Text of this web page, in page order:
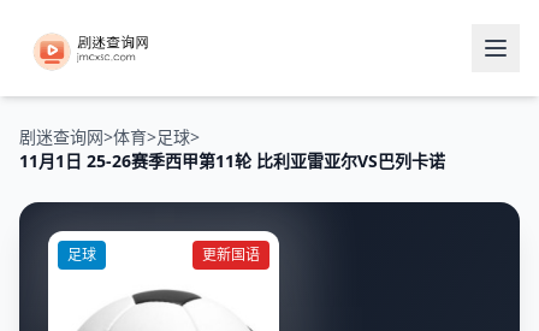
剧迷查询网>体育>足球>
11月1日 25-26赛季西甲第11轮 比利亚雷亚尔VS巴列卡诺
足球 更新国语